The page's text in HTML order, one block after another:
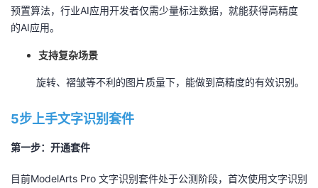
藏
预置算法，行业AI应用开发者仅需少量标注数据，就能获得高精度
的AI应用。
支持复杂场景
旋转、褶皱等不利的图片质量下，能做到高精度的有效识别。
5步上手文字识别套件
第一步：开通套件
目前ModelArts Pro 文字识别套件处于公测阶段，首次使用文字识别